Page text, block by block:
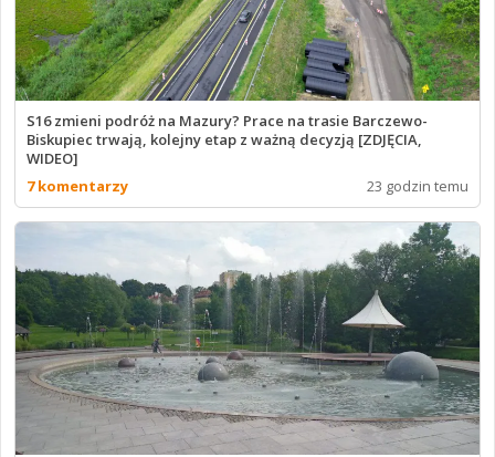
S16 zmieni podróż na Mazury? Prace na trasie Barczewo-
Biskupiec trwają, kolejny etap z ważną decyzją [ZDJĘCIA,
WIDEO]
7 komentarzy
23 godzin temu